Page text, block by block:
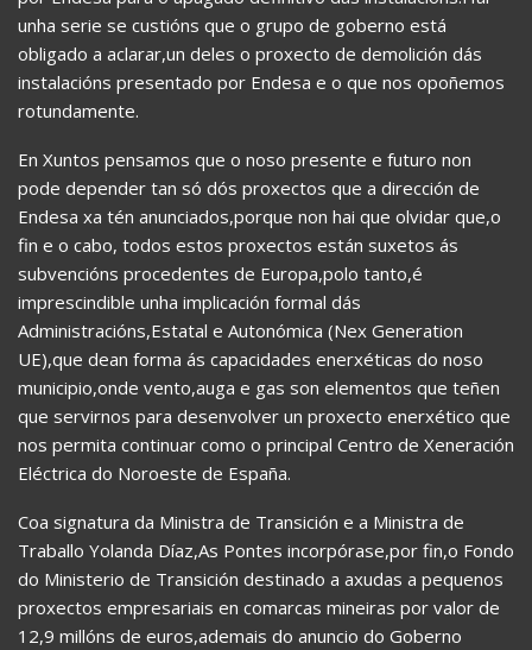
unha serie se custións que o grupo de goberno está
obligado a aclarar,un deles o proxecto de demolición dás
instalacións presentado por Endesa e o que nos opoñemos
rotundamente.
En Xuntos pensamos que o noso presente e futuro non
pode depender tan só dós proxectos que a dirección de
Endesa xa tén anunciados,porque non hai que olvidar que,o
fin e o cabo, todos estos proxectos están suxetos ás
subvencións procedentes de Europa,polo tanto,é
imprescindible unha implicación formal dás
Administracións,Estatal e Autonómica (Nex Generation
UE),que dean forma ás capacidades enerxéticas do noso
municipio,onde vento,auga e gas son elementos que teñen
que servirnos para desenvolver un proxecto enerxético que
nos permita continuar como o principal Centro de Xeneración
Eléctrica do Noroeste de España.
Coa signatura da Ministra de Transición e a Ministra de
Traballo Yolanda Díaz,As Pontes incorpórase,por fin,o Fondo
do Ministerio de Transición destinado a axudas a pequenos
proxectos empresariais en comarcas mineiras por valor de
12,9 millóns de euros,ademais do anuncio do Goberno